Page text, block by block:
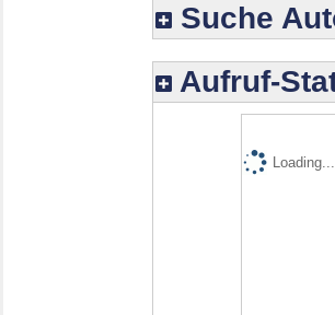
Suche
Aufruf-
Loading...